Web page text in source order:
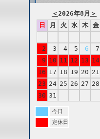
＜2026年8月 ＞
日
月 火 水 木 金
2
3 4 5 6 7
9 10 11 12 13 14
16 17 18 19 20 21
23 24 25 26 27 28
30 31
今日
定休日